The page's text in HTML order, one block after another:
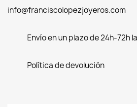
info@franciscolopezjoyeros.com
Envío en un plazo de 24h-72h
Política de devolución